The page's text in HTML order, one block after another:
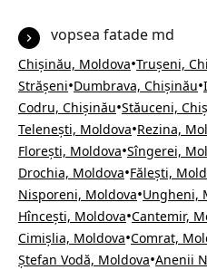
vopsea fatade md
Chișinău, Moldova•Trușeni,
Strășeni•Dumbrava, Chișinău•
Codru, Chișinău•Stăuceni,
Telenești, Moldova•Rezina,
Florești, Moldova•Sîngerei,
Drochia, Moldova•Fălești,
Nisporeni, Moldova•Ungheni,
Hîncești, Moldova•Cantemir,
Cimișlia, Moldova•Comrat,
Ștefan Vodă, Moldova•Anenii